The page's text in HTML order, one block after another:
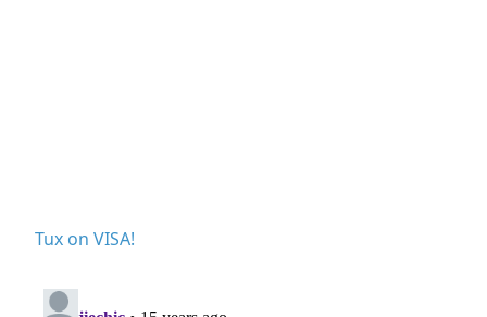
Tux on VISA!